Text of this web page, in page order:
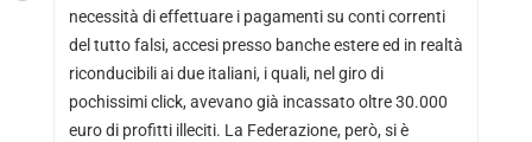
necessità di effettuare i pagamenti su conti correnti
del tutto falsi, accesi presso banche estere ed in realtà
riconducibili ai due italiani, i quali, nel giro di
pochissimi click, avevano già incassato oltre 30.000
euro di profitti illeciti. La Federazione, però, si è